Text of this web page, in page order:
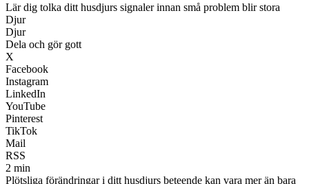
Lär dig tolka ditt husdjurs signaler innan små problem blir stora
Djur
Djur
Dela och gör gott
X
Facebook
Instagram
LinkedIn
YouTube
Pinterest
TikTok
Mail
RSS
2 min
Plötsliga förändringar i ditt husdjurs beteende kan vara mer än bara